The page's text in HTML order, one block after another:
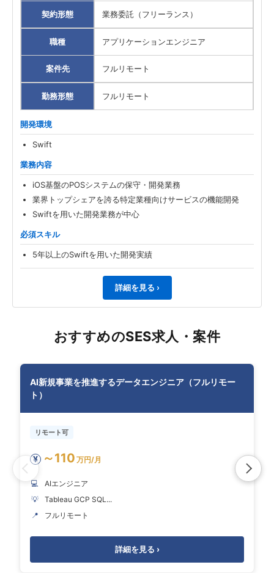
契約形態 業務委託（フリーランス）
職種 アプリケーションエンジニア
案件先 フルリモート
勤務形態 フルリモート
開発環境
Swift
業務内容
iOS基盤のPOSシステムの保守・開発業務
業界トップシェアを誇る特定業種向けサービスの機能開発
Swiftを用いた開発業務が中心
必須スキル
5年以上のSwiftを用いた開発実績
詳細を見る ›
おすすめのSES求人・案件
AI新規事業を推進するデータエンジニア（フルリモー
ト）
リモート可
¥ ～110 万円/月
💻
AIエンジニア
💡
Tableau GCP SQL...
📍
フルリモート
詳細を見る ›